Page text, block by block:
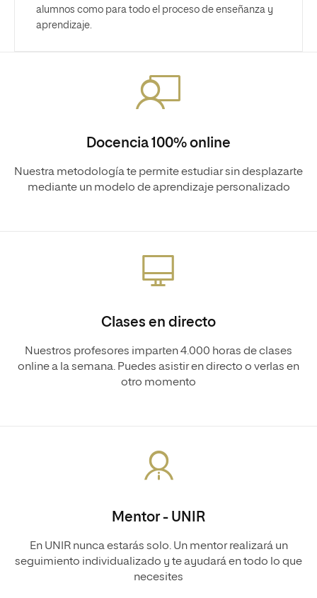
alumnos como para todo el proceso de enseñanza y
aprendizaje.
Docencia 100% online
Nuestra metodología te permite estudiar sin desplazarte
mediante un modelo de aprendizaje personalizado
Clases en directo
Nuestros profesores imparten 4.000 horas de clases
online a la semana. Puedes asistir en directo o verlas en
otro momento
Mentor - UNIR
En UNIR nunca estarás solo. Un mentor realizará un
seguimiento individualizado y te ayudará en todo lo que
necesites